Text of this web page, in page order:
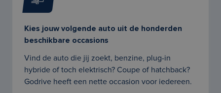
Kies jouw volgende auto uit de honderden
beschikbare occasions
Vind de auto die jij zoekt, benzine, plug-in
hybride of toch elektrisch? Coupe of hatchback?
Godrive heeft een nette occasion voor iedereen.